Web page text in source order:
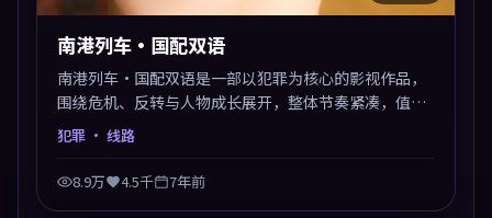
南港列车·国配双语
南港列车·国配双语是一部以犯罪为核心的影视作品，
围绕危机、反转与人物成长展开，整体节奏紧凑，值得
推荐观看。
犯罪 · 线路
8.9万 4.5千 7年前